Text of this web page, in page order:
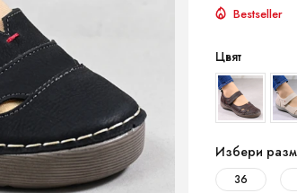
Bestseller
Цвят
Избери
36